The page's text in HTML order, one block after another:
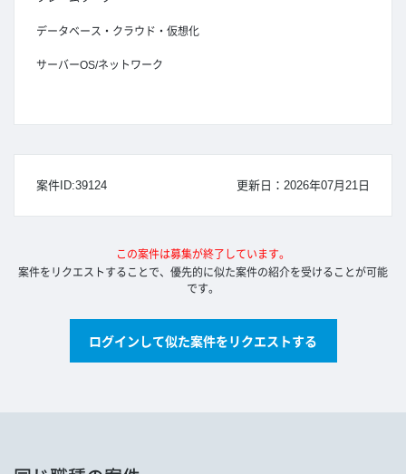
データベース・クラウド・仮想化
サーバーOS/ネットワーク
更新日：2026年07月21日
案件ID:39124
この案件は募集が終了しています。
案件をリクエストすることで、優先的に似た案件の紹介を受けることが可能
です。
ログインして似た案件をリクエストする